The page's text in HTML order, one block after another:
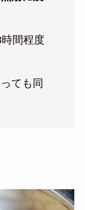
間程度
ても同